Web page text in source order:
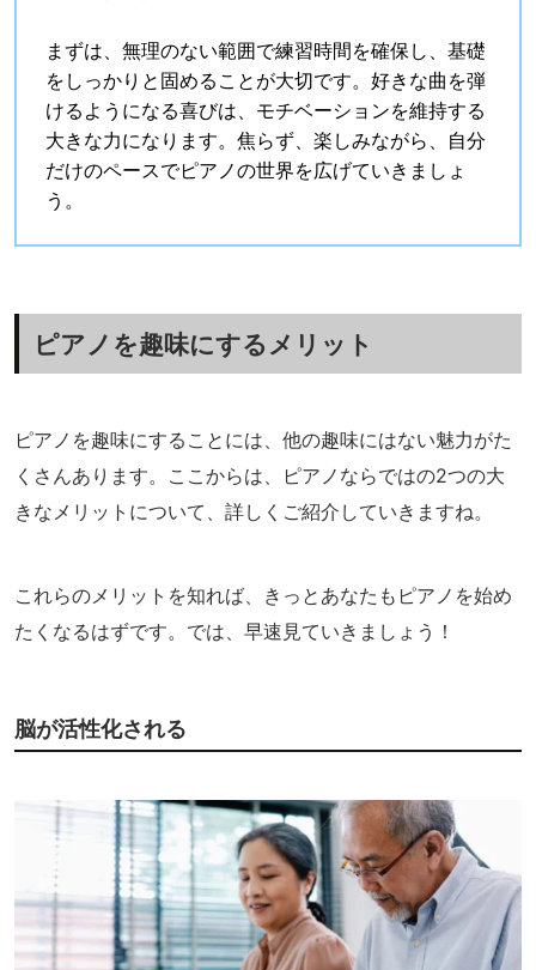
まずは、無理のない範囲で練習時間を確保し、基礎
をしっかりと固めることが大切です。好きな曲を弾
けるようになる喜びは、モチベーションを維持する
大きな力になります。焦らず、楽しみながら、自分
だけのペースでピアノの世界を広げていきましょ
う。
ピアノを趣味にするメリット
ピアノを趣味にすることには、他の趣味にはない魅力がた
くさんあります。ここからは、ピアノならではの2つの大
きなメリットについて、詳しくご紹介していきますね。
これらのメリットを知れば、きっとあなたもピアノを始め
たくなるはずです。では、早速見ていきましょう！
脳が活性化される